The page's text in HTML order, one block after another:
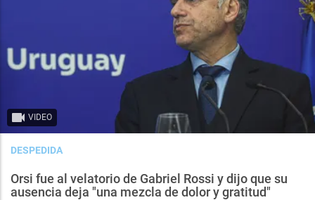
VIDEO
DESPEDIDA
Orsi fue al velatorio de Gabriel Rossi y dijo que su
ausencia deja "una mezcla de dolor y gratitud"